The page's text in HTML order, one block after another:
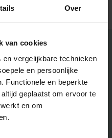
Over
van cookies
vergelijkbare technieken
en persoonlijke
Functionele en beperkte
geplaatst om ervoor te
en om
product!
materialen en kleuren.
monsters
is morgen in huis